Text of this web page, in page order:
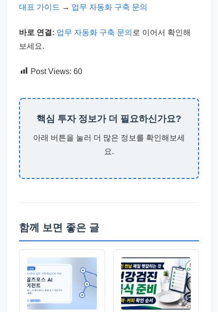
대표 가이드 → 업무 자동화 구축 문의
바로 연결: 업무 자동화 구축 문의 로 이어서 확인해
보세요.
Post Views: 60
핵심 투자 정보가 더 필요하신가요?
아래 버튼을 눌러 더 많은 정보를 확인해보세
요.
함께 보면 좋은 글